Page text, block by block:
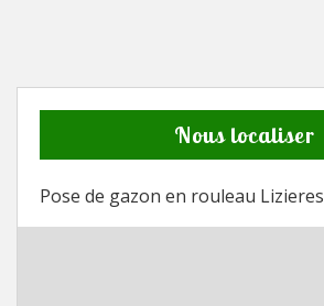
Nous localiser
Pose de gazon en rouleau Lizieres